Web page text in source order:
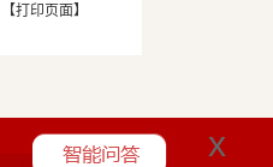
【打印页面】
x